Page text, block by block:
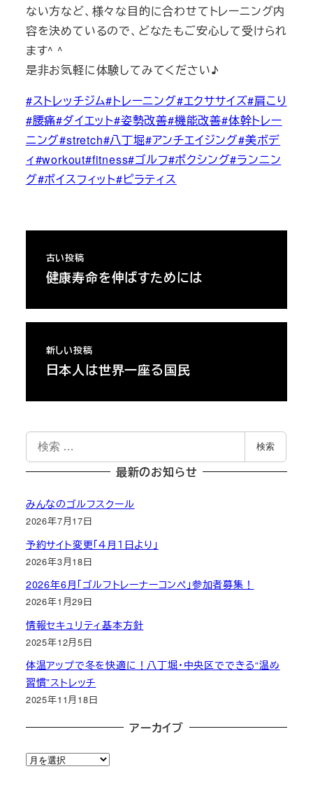
ない方など、様々な目的に合わせてトレーニング内
容を決めているので、どなたもご安心して受けられ
ます^ ^
是非お気軽に体験してみてください♪
#ストレッチジム#トレーニング#エクササイズ#肩こり
#腰痛#ダイエット#姿勢改善#機能改善#体幹トレー
ニング#stretch#八丁堀#アンチエイジング#美ボデ
ィ#workout#fitness#ゴルフ#ボクシング#ランニン
グ#ボイスフィット#ピラティス
古い投稿
健康寿命を伸ばすためには
新しい投稿
日本人は世界一座る国民
検
索
検索
最新のお知らせ
みんなのゴルフスクール
2026年7月17日
予約サイト変更「４月１日より」
2026年3月18日
2026年6月「ゴルフトレーナーコンペ」参加者募集！
2026年1月29日
情報セキュリティ基本方針
2025年12月5日
体温アップで冬を快適に！八丁堀・中央区でできる“温め
習慣”ストレッチ
2025年11月18日
アーカイブ
ア